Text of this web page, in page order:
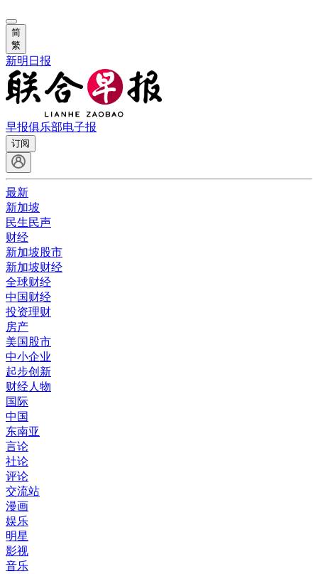
简
繁
新明日报
早报俱乐部电子报
订阅
最新
新加坡
民生民声
财经
新加坡股市
新加坡财经
全球财经
中国财经
投资理财
房产
美国股市
中小企业
起步创新
财经人物
国际
中国
东南亚
言论
社论
评论
交流站
漫画
娱乐
明星
影视
音乐